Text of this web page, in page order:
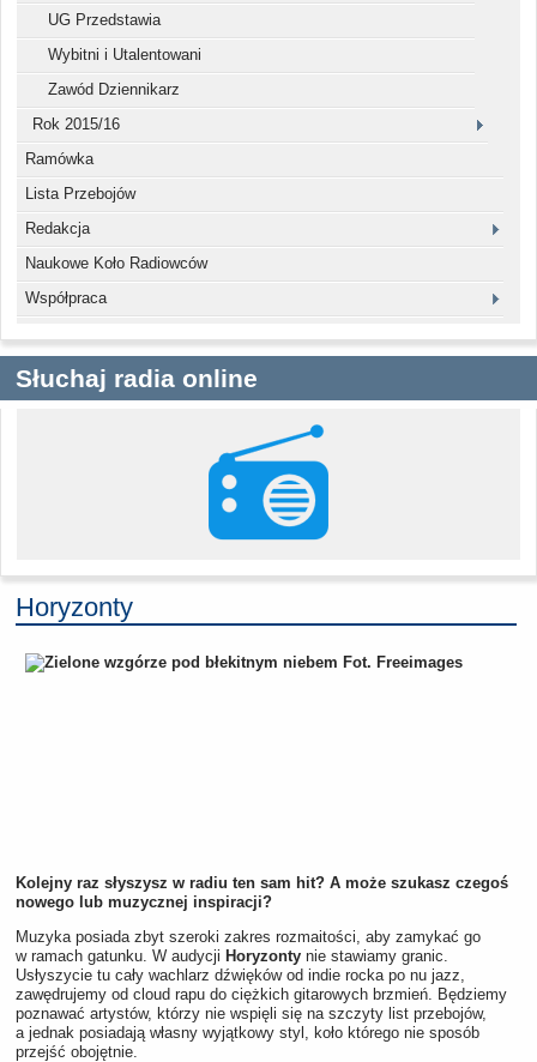
UG Przedstawia
Wybitni i Utalentowani
Zawód Dziennikarz
Rok 2015/16
Ramówka
Lista Przebojów
Redakcja
Naukowe Koło Radiowców
Współpraca
Słuchaj radia online
Horyzonty
Kolejny raz słyszysz w radiu ten sam hit? A może szukasz czegoś
nowego lub muzycznej inspiracji?
Muzyka posiada zbyt szeroki zakres rozmaitości, aby zamykać go
w ramach gatunku. W audycji Horyzonty nie stawiamy granic.
Usłyszycie tu cały wachlarz dźwięków od indie rocka po nu jazz,
zawędrujemy od cloud rapu do ciężkich gitarowych brzmień. Będziemy
poznawać artystów, którzy nie wspięli się na szczyty list przebojów,
a jednak posiadają własny wyjątkowy styl, koło którego nie sposób
przejść obojętnie.